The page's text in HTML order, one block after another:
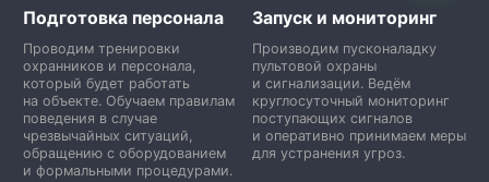
Подготовка персонала
Проводим тренировки
охранников и персонала,
который будет работать
на объекте. Обучаем правилам
поведения в случае
чрезвычайных ситуаций,
обращению с оборудованием
и формальными процедурами.
Запуск и мониторинг
Производим пусконаладку
пультовой охраны
и сигнализации. Ведём
круглосуточный мониторинг
поступающих сигналов
и оперативно принимаем меры
для устранения угроз.